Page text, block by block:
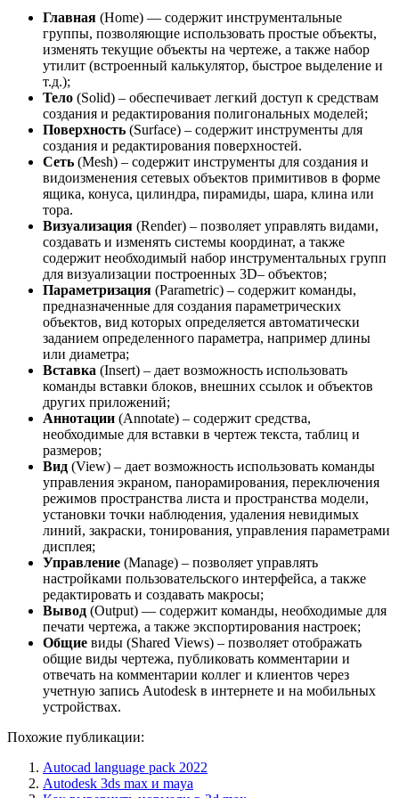
Главная (Home) — содержит инструментальные
группы, позволяющие использовать простые объекты,
изменять текущие объекты на чертеже, а также набор
утилит (встроенный калькулятор, быстрое выделение и
т.д.);
Тело (Solid) – обеспечивает легкий доступ к средствам
создания и редактирования полигональных моделей;
Поверхность (Surface) – содержит инструменты для
создания и редактирования поверхностей.
Сеть (Mesh) – содержит инструменты для создания и
видоизменения сетевых объектов примитивов в форме
ящика, конуса, цилиндра, пирамиды, шара, клина или
тора.
Визуализация (Render) – позволяет управлять видами,
создавать и изменять системы координат, а также
содержит необходимый набор инструментальных групп
для визуализации построенных 3D– объектов;
Параметризация (Parametric) – содержит команды,
предназначенные для создания параметрических
объектов, вид которых определяется автоматически
заданием определенного параметра, например длины
или диаметра;
Вставка (Insert) – дает возможность использовать
команды вставки блоков, внешних ссылок и объектов
других приложений;
Аннотации (Annotate) – содержит средства,
необходимые для вставки в чертеж текста, таблиц и
размеров;
Вид (View) – дает возможность использовать команды
управления экраном, панорамирования, переключения
режимов пространства листа и пространства модели,
установки точки наблюдения, удаления невидимых
линий, закраски, тонирования, управления параметрами
дисплея;
Управление (Manage) – позволяет управлять
настройками пользовательского интерфейса, а также
редактировать и создавать макросы;
Вывод (Output) — содержит команды, необходимые для
печати чертежа, а также экспортирования настроек;
Общие виды (Shared Views) – позволяет отображать
общие виды чертежа, публиковать комментарии и
отвечать на комментарии коллег и клиентов через
учетную запись Autodesk в интернете и на мобильных
устройствах.
Похожие публикации:
Autocad language pack 2022
Autodesk 3ds max и maya